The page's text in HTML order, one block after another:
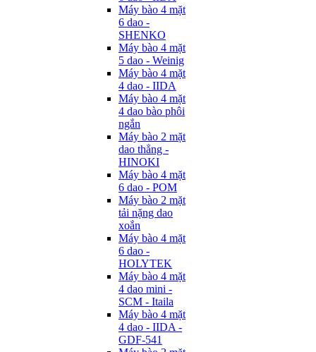
Máy bào 4 mặt
6 dao -
SHENKO
Máy bào 4 mặt
5 dao - Weinig
Máy bào 4 mặt
4 dao - IIDA
Máy bào 4 mặt
4 dao bào phôi
ngắn
Máy bào 2 mặt
dao thẳng -
HINOKI
Máy bào 4 mặt
6 dao - POM
Máy bào 2 mặt
tải nặng dao
xoắn
Máy bào 4 mặt
6 dao -
HOLYTEK
Máy bào 4 mặt
4 dao mini -
SCM - Itaila
Máy bào 4 mặt
4 dao - IIDA -
GDF-541